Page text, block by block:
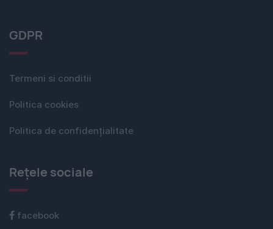
GDPR
Termeni si conditii
Politica cookies
Politica de confidențialitate
Rețele sociale
facebook